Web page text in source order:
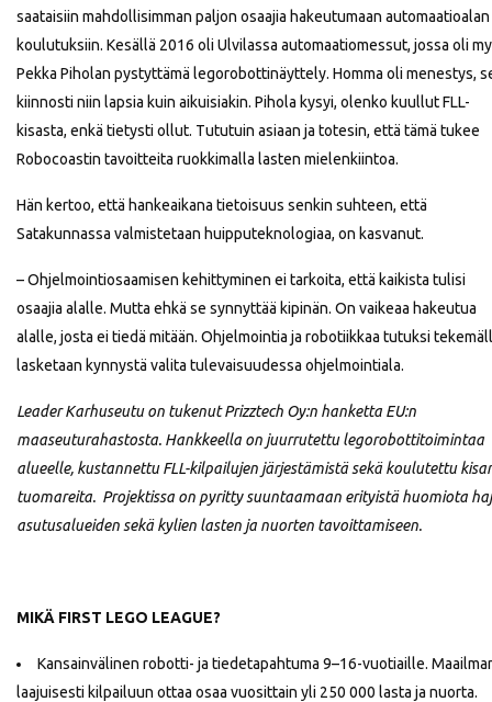
saataisiin mahdollisimman paljon osaajia hakeutumaan automaatioalan
koulutuksiin. Kesällä 2016 oli Ulvilassa automaatiomessut, jossa oli
Pekka Piholan pystyttämä legorobottinäyttely. Homma oli menestys,
kiinnosti niin lapsia kuin aikuisiakin. Pihola kysyi, olenko kuullut FLL-
kisasta, enkä tietysti ollut. Tututuin asiaan ja totesin, että tämä tukee
Robocoastin tavoitteita ruokkimalla lasten mielenkiintoa.
Hän kertoo, että hankeaikana tietoisuus senkin suhteen, että
Satakunnassa valmistetaan huipputeknologiaa, on kasvanut.
– Ohjelmointiosaamisen kehittyminen ei tarkoita, että kaikista tulisi
osaajia alalle. Mutta ehkä se synnyttää kipinän. On vaikeaa hakeutua
alalle, josta ei tiedä mitään. Ohjelmointia ja robotiikkaa tutuksi
lasketaan kynnystä valita tulevaisuudessa ohjelmointiala.
Leader Karhuseutu on tukenut Prizztech Oy:n hanketta EU:n
maaseuturahastosta. Hankkeella on juurrutettu legorobottitoimintaa
alueelle, kustannettu FLL-kilpailujen järjestämistä sekä koulutettu
tuomareita. Projektissa on pyritty suuntaamaan erityistä huomiota
asutusalueiden sekä kylien lasten ja nuorten tavoittamiseen.
MIKÄ FIRST LEGO LEAGUE?
Kansainvälinen robotti- ja tiedetapahtuma 9–16-vuotiaille.
laajuisesti kilpailuun ottaa osaa vuosittain yli 250 000 lasta ja nuorta.